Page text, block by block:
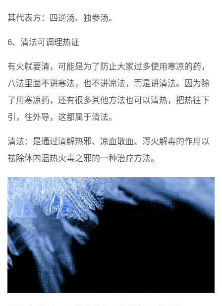
其代表方：四逆汤、独参汤。
6、清法可调理热证
有火就要清，可能是为了防止大家过多使用寒凉的药，
八法里面不讲寒法，也不讲凉法，而是讲清法。因为除
了用寒凉药，还有很多其他方法也可以清热，把热往下
引，往外导，这都属于清法。
清法：是通过清解热邪、凉血散血、泻火解毒的作用以
祛除体内温热火毒之邪的一种治疗方法。